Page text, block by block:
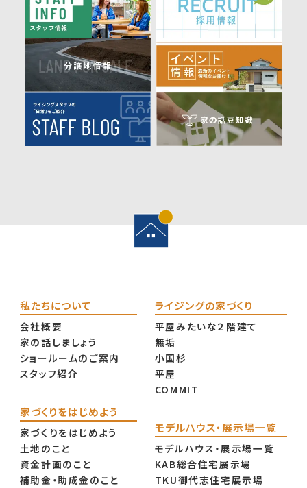
私たちについて
会社概要
家の話しましょう
ショールームのご案内
スタッフ紹介
家づくりをはじめよう
家づくりをはじめよう
土地のこと
資金計画のこと
補助金・助成金のこと
ライジングの家づくり
平屋みたいな２階建て
無垢
小国杉
平屋
COMMIT
モデルハウス・展示場一覧
モデルハウス・展示場一覧
KAB総合住宅展示場
TKU御代志住宅展示場